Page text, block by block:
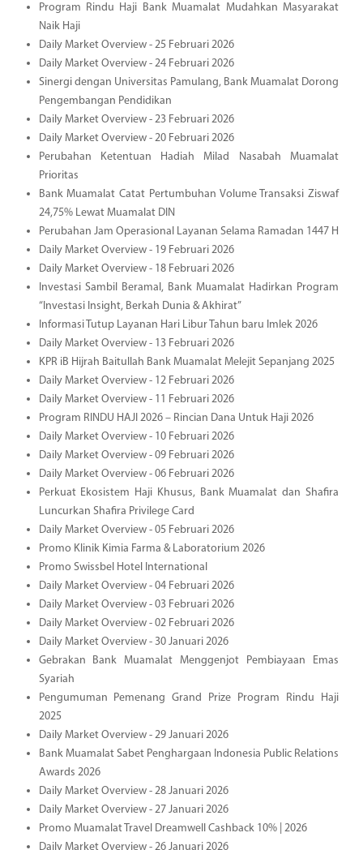
Program Rindu Haji Bank Muamalat Mudahkan Masyarakat
Naik Haji
Daily Market Overview - 25 Februari 2026
Daily Market Overview - 24 Februari 2026
Sinergi dengan Universitas Pamulang, Bank Muamalat Dorong
Pengembangan Pendidikan
Daily Market Overview - 23 Februari 2026
Daily Market Overview - 20 Februari 2026
Perubahan Ketentuan Hadiah Milad Nasabah Muamalat
Prioritas
Bank Muamalat Catat Pertumbuhan Volume Transaksi Ziswaf
24,75% Lewat Muamalat DIN
Perubahan Jam Operasional Layanan Selama Ramadan 1447 H
Daily Market Overview - 19 Februari 2026
Daily Market Overview - 18 Februari 2026
Investasi Sambil Beramal, Bank Muamalat Hadirkan Program
“Investasi Insight, Berkah Dunia & Akhirat”
Informasi Tutup Layanan Hari Libur Tahun baru Imlek 2026
Daily Market Overview - 13 Februari 2026
KPR iB Hijrah Baitullah Bank Muamalat Melejit Sepanjang 2025
Daily Market Overview - 12 Februari 2026
Daily Market Overview - 11 Februari 2026
Program RINDU HAJI 2026 – Rincian Dana Untuk Haji 2026
Daily Market Overview - 10 Februari 2026
Daily Market Overview - 09 Februari 2026
Daily Market Overview - 06 Februari 2026
Perkuat Ekosistem Haji Khusus, Bank Muamalat dan Shafira
Luncurkan Shafira Privilege Card
Daily Market Overview - 05 Februari 2026
Promo Klinik Kimia Farma & Laboratorium 2026
Promo Swissbel Hotel International
Daily Market Overview - 04 Februari 2026
Daily Market Overview - 03 Februari 2026
Daily Market Overview - 02 Februari 2026
Daily Market Overview - 30 Januari 2026
Gebrakan Bank Muamalat Menggenjot Pembiayaan Emas
Syariah
Pengumuman Pemenang Grand Prize Program Rindu Haji
2025
Daily Market Overview - 29 Januari 2026
Bank Muamalat Sabet Penghargaan Indonesia Public Relations
Awards 2026
Daily Market Overview - 28 Januari 2026
Daily Market Overview - 27 Januari 2026
Promo Muamalat Travel Dreamwell Cashback 10% | 2026
Daily Market Overview - 26 Januari 2026